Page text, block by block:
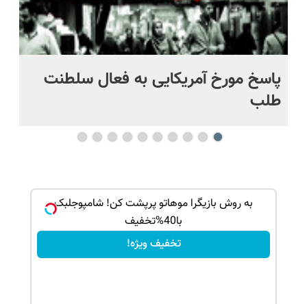
پاسخ مورخ آمریکایی به فعال سلطنت
طلب
به روش بازیگرا موهاتو پرپشت کن! شامپوجلبک
با40%تخفیف
تخفیف ویژه!